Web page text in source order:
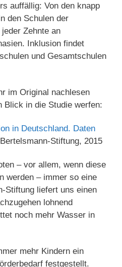
auffällig: Von den knapp
den Schulen der
Zehnte an
Inklusion findet
und Gesamtschulen
im Original nachlesen
Blick in die Studie werfen:
in Deutschland. Daten
Stiftung, 2015
– vor allem, wenn diese
werden – immer so eine
Stiftung liefert uns einen
lohnend
noch mehr Wasser in
mehr Kindern ein
festgestellt.